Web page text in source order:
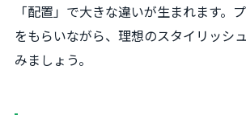
「配置」で大きな違いが生まれます。
をもらいながら、理想のスタイリッシ
みましょう。